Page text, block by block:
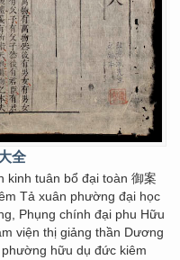
全
kinh tuân bổ đại toàn 御案
Tả xuân phường đại học
Phụng chính đại phu Hữu
viện thị giảng thần Dương
hữu dụ đức kiêm